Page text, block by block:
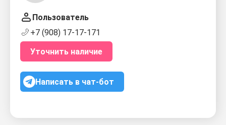
Пользователь
+7 (908) 17-17-171
Уточнить наличие
Написать в чат-бот